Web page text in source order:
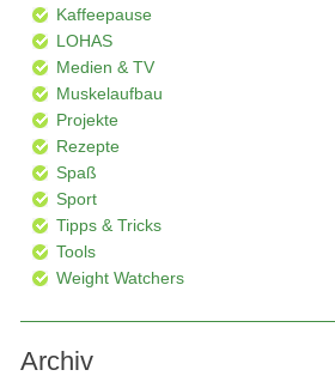
Kaffeepause
LOHAS
Medien & TV
Muskelaufbau
Projekte
Rezepte
Spaß
Sport
Tipps & Tricks
Tools
Weight Watchers
Archiv